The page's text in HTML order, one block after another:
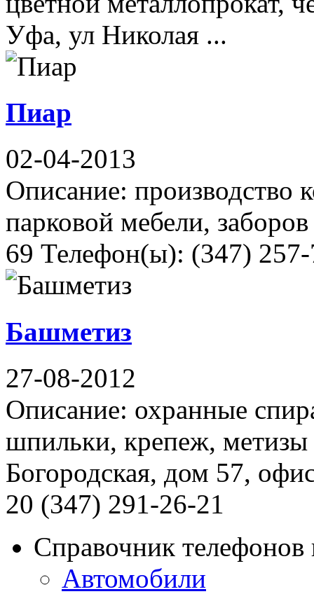
Уфа, ул Николая ...
Пиар
02-04-2013
Описание: производство
парковой мебели,
69 Телефон(ы): (347)
Башметиз
27-08-2012
Описание: охранные
шпильки, крепеж,
Богородская, дом 57,
20 (347) 291-26-21
Справочник
Автомобили